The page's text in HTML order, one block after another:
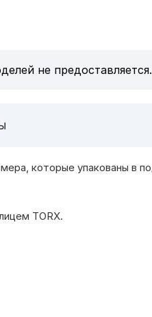
не
которые упакованы в
TORX.